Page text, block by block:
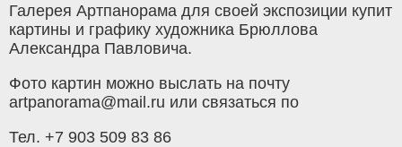
Галерея Артпанорама для своей экспозиции купит
картины и графику художника Брюллова
Александра Павловича.
Фото картин можно выслать на почту
artpanorama@mail.ru или связаться по
Тел. +7 903 509 83 86